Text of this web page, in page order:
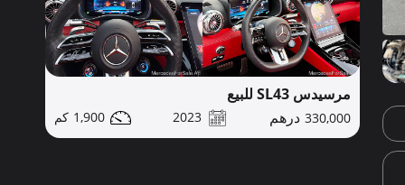
مرسيدس SL43 للبيع
330,000
2023
1,900